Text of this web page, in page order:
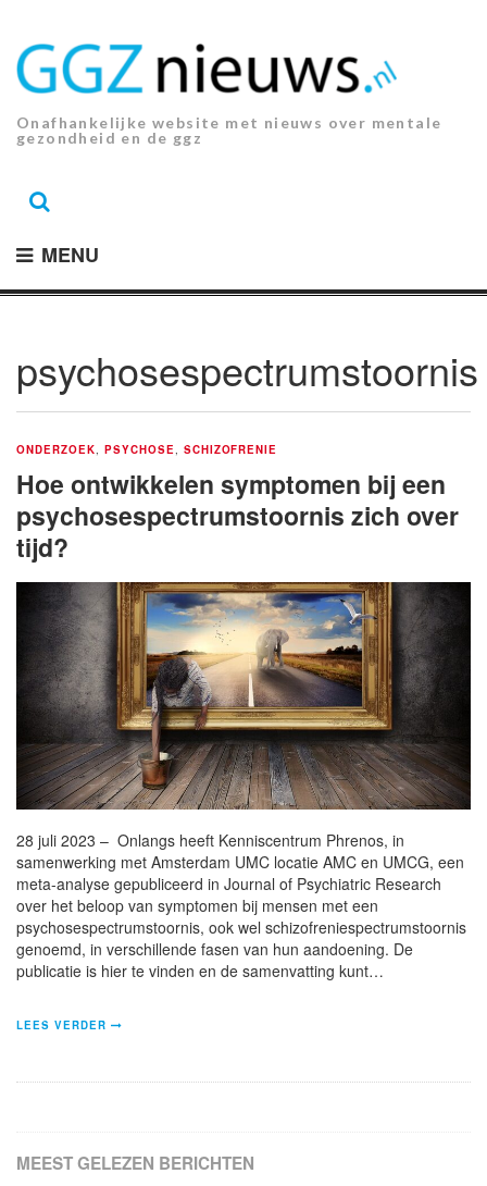
inhoud.
Onafhankelijke website met nieuws over mentale
gezondheid en de ggz
MENU
psychosespectrumstoornis
ONDERZOEK PSYCHOSE SCHIZOFRENIE
Hoe ontwikkelen symptomen bij een
psychosespectrumstoornis zich over
tijd?
28 juli 2023 – Onlangs heeft Kenniscentrum Phrenos, in
samenwerking met Amsterdam UMC locatie AMC en UMCG, een
meta-analyse gepubliceerd in Journal of Psychiatric Research
over het beloop van symptomen bij mensen met een
psychosespectrumstoornis, ook wel schizofreniespectrumstoornis
genoemd, in verschillende fasen van hun aandoening. De
publicatie is hier te vinden en de samenvatting kunt…
LEES VERDER
MEEST GELEZEN BERICHTEN